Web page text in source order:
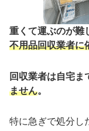
重くて運ぶのが難
不用品回収業者に
回収業者は自宅ま
ません。
特に急ぎで処分し